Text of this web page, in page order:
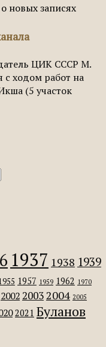
новых записях
ЦИК СССР М.
ходом работ на
(5 участок
1937 1938 1939
1957 1959 1962 1970
2002 20032004 2005
2021 Буланов